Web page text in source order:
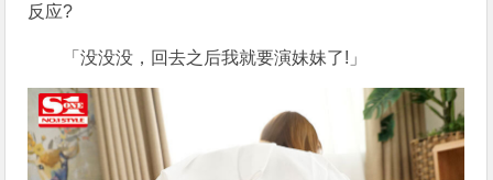
反应?
「没没没，回去之后我就要演妹妹了!」